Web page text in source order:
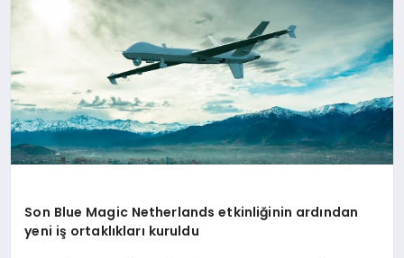
Son Blue Magic Netherlands etkinliğinin ardından
yeni iş ortaklıkları kuruldu